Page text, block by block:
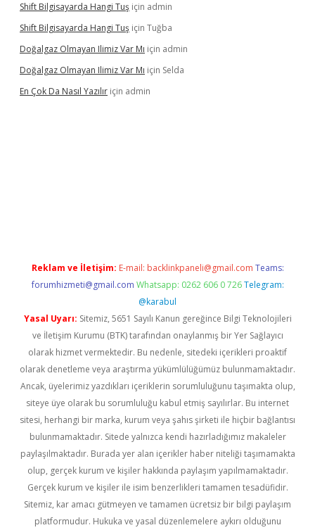
Shift Bilgisayarda Hangi Tuş için admin
Shift Bilgisayarda Hangi Tuş için Tuğba
Doğalgaz Olmayan Ilimiz Var Mı için admin
Doğalgaz Olmayan Ilimiz Var Mı için Selda
En Çok Da Nasıl Yazılır için admin
Reklam ve İletişim: E-mail: backlinkpaneli@gmail.com Teams:
forumhizmeti@gmail.com Whatsapp: 0262 606 0 726 Telegram:
@karabul
Yasal Uyarı: Sitemiz, 5651 Sayılı Kanun gereğince Bilgi Teknolojileri
ve İletişim Kurumu (BTK) tarafından onaylanmış bir Yer Sağlayıcı
olarak hizmet vermektedir. Bu nedenle, sitedeki içerikleri proaktif
olarak denetleme veya araştırma yükümlülüğümüz bulunmamaktadır.
Ancak, üyelerimiz yazdıkları içeriklerin sorumluluğunu taşımakta olup,
siteye üye olarak bu sorumluluğu kabul etmiş sayılırlar. Bu internet
sitesi, herhangi bir marka, kurum veya şahıs şirketi ile hiçbir bağlantısı
bulunmamaktadır. Sitede yalnızca kendi hazırladığımız makaleler
paylaşılmaktadır. Burada yer alan içerikler haber niteliği taşımamakta
olup, gerçek kurum ve kişiler hakkında paylaşım yapılmamaktadır.
Gerçek kurum ve kişiler ile isim benzerlikleri tamamen tesadüfidir.
Sitemiz, kar amacı gütmeyen ve tamamen ücretsiz bir bilgi paylaşım
platformudur. Hukuka ve yasal düzenlemelere aykırı olduğunu